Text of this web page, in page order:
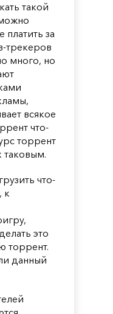
такой
платить за
трекеров
много, но
всякое
что-
торрент
таковым.
что-
к
это
торрент.
данный